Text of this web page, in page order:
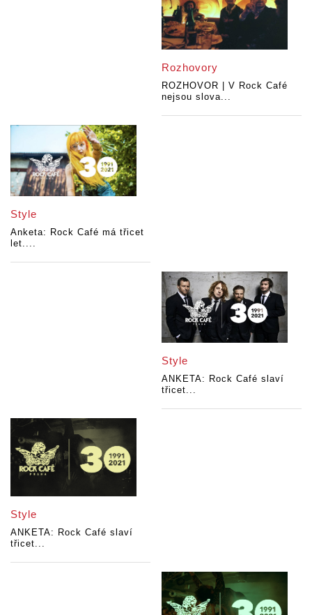
Rozhovory
ROZHOVOR | V Rock Café
nejsou slova...
Style
Anketa: Rock Café má třicet
let....
Style
ANKETA: Rock Café slaví
třicet...
Style
ANKETA: Rock Café slaví
třicet...